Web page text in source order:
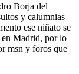
Borja del
y calumnias
ese niñato se
en Madrid, por lo
msn y foros que